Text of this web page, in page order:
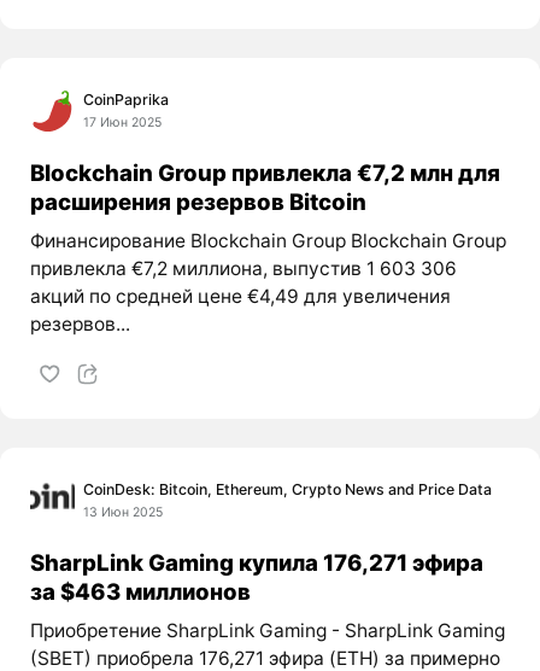
CoinPaprika
17 Июн 2025
Blockchain Group привлекла €7,2 млн для
расширения резервов Bitcoin
Финансирование Blockchain Group Blockchain Group
привлекла €7,2 миллиона, выпустив 1 603 306
акций по средней цене €4,49 для увеличения
резервов...
CoinDesk: Bitcoin, Ethereum, Crypto News and Price Data
13 Июн 2025
SharpLink Gaming купила 176,271 эфира
за $463 миллионов
Приобретение SharpLink Gaming - SharpLink Gaming
(SBET) приобрела 176,271 эфира (ETH) за примерно